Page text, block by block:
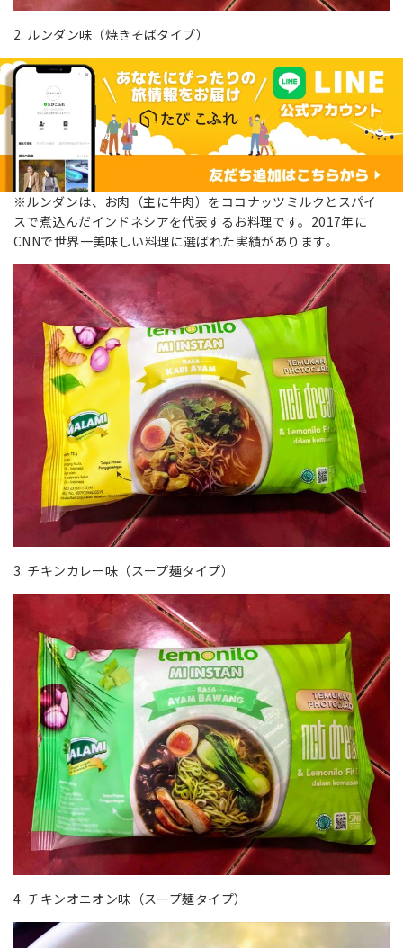
2. ルンダン味（焼きそばタイプ）
※ルンダンは、お肉（主に牛肉）をココナッツミルクとスパイ
スで煮込んだインドネシアを代表するお料理です。2017年に
CNNで世界一美味しい料理に選ばれた実績があります。
3. チキンカレー味（スープ麺タイプ）
4. チキンオニオン味（スープ麺タイプ）